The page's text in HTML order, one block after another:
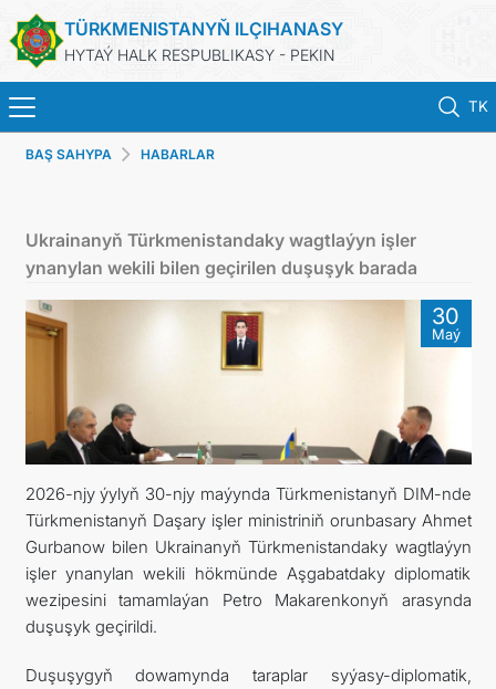
TÜRKMENISTANYŇ ILÇIHANASY
HYTAÝ HALK RESPUBLIKASY - PEKIN
TK
BAŞ SAHYPA
TÜRKMENISTAN
KONSULLYK HYZMATLARY
ARAGATNAŞYK
BAŞ SAHYPA HABARLAR
Ukrainanyň Türkmenistandaky wagtlaýyn işler
ynanylan wekili bilen geçirilen duşuşyk barada
30
Maý
2026-njy ýylyň 30-njy maýynda Türkmenistanyň DIM-nde
Türkmenistanyň Daşary işler ministriniň orunbasary Ahmet
Gurbanow bilen Ukrainanyň Türkmenistandaky wagtlaýyn
işler ynanylan wekili hökmünde Aşgabatdaky diplomatik
wezipesini tamamlaýan Petro Makarenkonyň arasynda
duşuşyk geçirildi.
Duşuşygyň dowamynda taraplar syýasy-diplomatik,